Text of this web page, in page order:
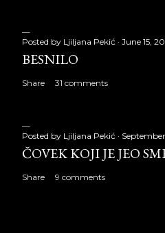
Posted by Ljiljana Pekić June 15,
BESNILO
Share 31 comments
Posted by Ljiljana Pekić
ČOVEK KOJI JE JEO
Share 9 comments